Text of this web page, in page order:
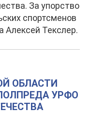
За упорство
спортсменов
Алексей Текслер.
ОБЛАСТИ
УРФО